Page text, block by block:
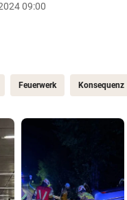
09:00
Feuerwerk Konsequenz